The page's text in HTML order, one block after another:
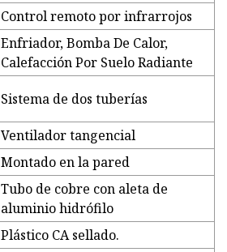
Control remoto por infrarrojos
Enfriador, Bomba De Calor,
Calefacción Por Suelo Radiante
Sistema de dos tuberías
Ventilador tangencial
Montado en la pared
Tubo de cobre con aleta de
aluminio hidrófilo
Plástico CA sellado.